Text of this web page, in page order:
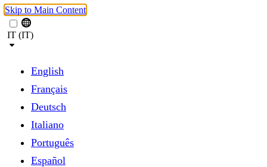
Skip to Main Content
IT (IT)
English
Français
Deutsch
Italiano
Português
Español